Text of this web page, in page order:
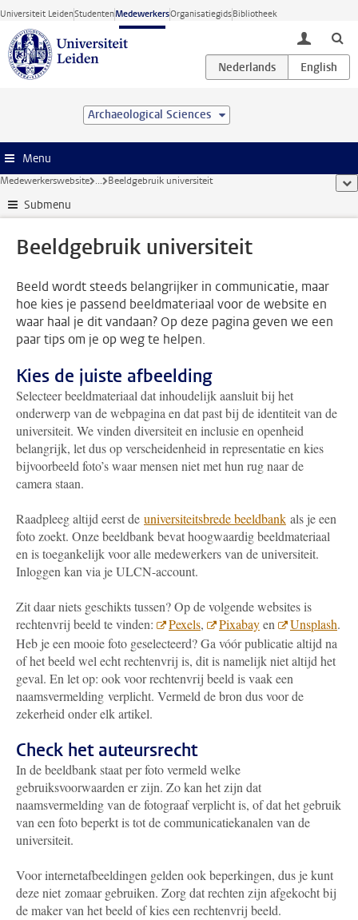
Ga direct naar de inhoud
Universiteit LeidenStudentenMedewerkersOrganisatiegidsBibliotheek
toggle
Archaeological Sciences
Menu
Medewerkerswebsite ... Beeldgebruik universiteit
Submenu
Beeldgebruik universiteit
Beeld wordt steeds belangrijker in communicatie, maar
hoe kies je passend beeldmateriaal voor de website en
waar haal je dit vandaan? Op deze pagina geven we een
paar tips om je op weg te helpen.
Kies de juiste afbeelding
Selecteer beeldmateriaal dat inhoudelijk aansluit bij het
onderwerp van de webpagina en dat past bij de identiteit van de
universiteit. We vinden diversiteit en inclusie en openheid
belangrijk, let dus op verscheidenheid in representatie en kies
bijvoorbeeld foto’s waar mensen niet met hun rug naar de
camera staan.
Raadpleeg altijd eerst de universiteitsbrede beeldbank als je een
foto zoekt. Onze beeldbank bevat hoogwaardig beeldmateriaal
en is toegankelijk voor alle medewerkers van de universiteit.
Inloggen kan via je ULCN-account.
Zit daar niets geschikts tussen? Op de volgende websites is
rechtenvrij beeld te vinden:
Pexels, Pixabayen Unsplash.
Heb je een mooie foto geselecteerd? Ga vóór publicatie altijd na
of het beeld wel echt rechtenvrij is, dit is namelijk niet altijd het
geval. En let op: ook voor rechtenvrij beeld is vaak een
naamsvermelding verplicht. Vermeld de bron dus voor de
zekerheid onder elk artikel.
Check het auteursrecht
In de beeldbank staat per foto vermeld welke
gebruiksvoorwaarden er zijn. Zo kan het zijn dat
naamsvermelding van de fotograaf verplicht is, of dat het gebruik
van een foto beperkt is tot de communicatiekanalen van de
universiteit.
Voor internetafbeeldingen gelden ook beperkingen, dus je kunt
deze niet zomaar gebruiken. Zorg dat rechten zijn afgekocht bij
de maker van het beeld of kies een rechtenvrij beeld.